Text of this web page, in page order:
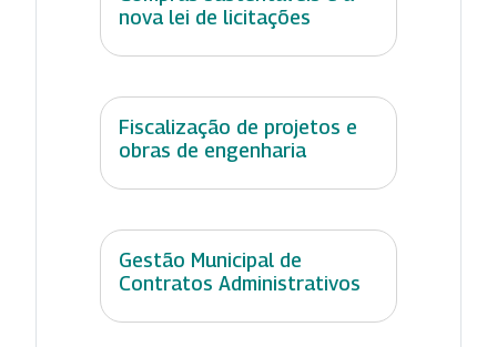
nova lei de licitações
Fiscalização de projetos e
obras de engenharia
Gestão Municipal de
Contratos Administrativos